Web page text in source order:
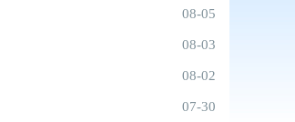
08-05
08-03
08-02
07-30